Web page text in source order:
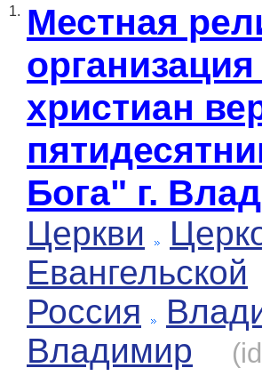
1. Местная
христиан
Бога" г.
Церкви
Евангельской
Россия
Владимир